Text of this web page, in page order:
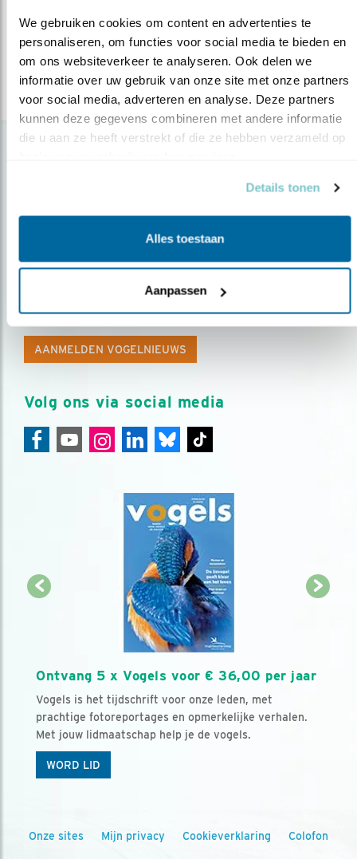
We gebruiken cookies om content en advertenties te
personaliseren, om functies voor social media te bieden en
om ons websiteverkeer te analyseren. Ook delen we
informatie over uw gebruik van onze site met onze partners
voor social media, adverteren en analyse. Deze partners
kunnen deze gegevens combineren met andere informatie
die u aan ze heeft verstrekt of die ze hebben verzameld op
Details tonen
Alles toestaan
Aanpassen
de tuin.
lees meer
Op de hoogte blijven?
Meld je aan en ontvang nieuws, inspiratie, acties en tips
AANMELDEN VOGELNIEUWS
Volg ons via social media
Ontvang 5 x Vogels voor € 36,00 per jaar
Vogels is het tijdschrift voor onze leden, met
prachtige fotoreportages en opmerkelijke verhalen.
Met jouw lidmaatschap help je de vogels.
WORD LID
Onze sites Mijn privacy Cookieverklaring Colofon